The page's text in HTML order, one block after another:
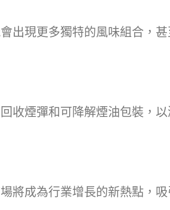
出現更多獨特的風味組合，
收煙彈和可降解煙油包裝，
將成為行業增長的新熱點，